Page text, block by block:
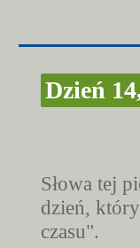
Dzień
Słowa tej
dzień,
czasu".